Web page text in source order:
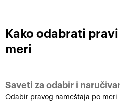
Kako odabrati
meri
Saveti za odabir i
Odabir pravog nameštaja po meri